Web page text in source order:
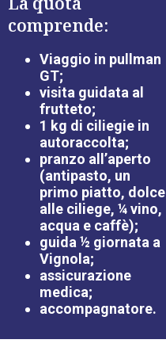
comprende:
Viaggio in pullman
GT;
visita guidata al
frutteto;
1 kg di ciliegie in
autoraccolta;
pranzo all’aperto
(antipasto, un
primo piatto, dolce
alle ciliege, ¼ vino,
acqua e caffè);
guida ½ giornata a
Vignola;
assicurazione
medica;
accompagnatore.